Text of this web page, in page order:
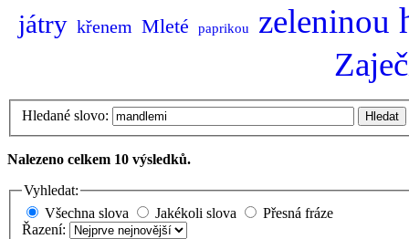
játry křenem Mleté paprikou zeleninou
Hledané slovo: Hledat
Nalezeno celkem 10 výsledků.
Vyhledat:
Všechna slova
Jakékoli slova
Přesná fráze
Řazení: